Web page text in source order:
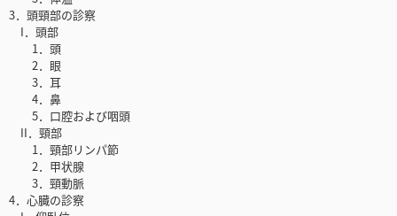
3．頭頸部の診察
I．頭部
1．頭
2．眼
3．耳
4．鼻
5．口腔および咽頭
II．頸部
1．頸部リンパ節
2．甲状腺
3．頸動脈
4．心臓の診察